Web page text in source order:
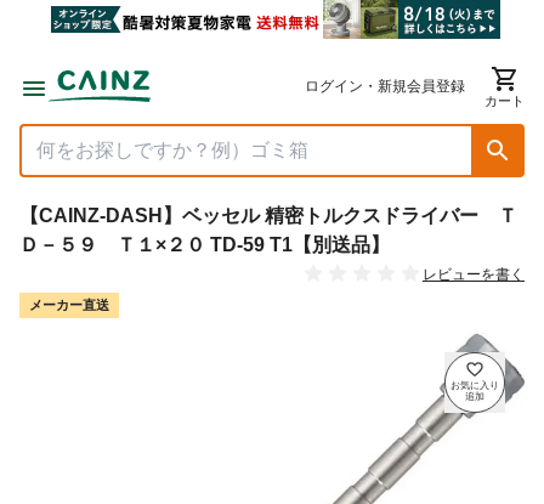
ログイン・新規会員登録
カート
【CAINZ-DASH】ベッセル 精密トルクスドライバー Ｔ
Ｄ－５９ Ｔ１×２０ TD-59 T1【別送品】
レビューを書く
メーカー直送